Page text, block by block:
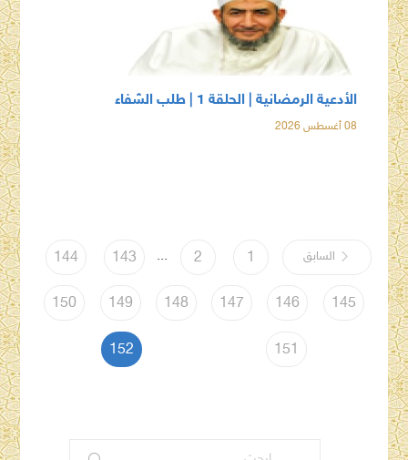
الأدعية الرمضانية | الحلقة 1 | طلب الشفاء
08 أغسطس 2026
السابق 1
2
...
143
144
145
146
147
148
149
150
151
152